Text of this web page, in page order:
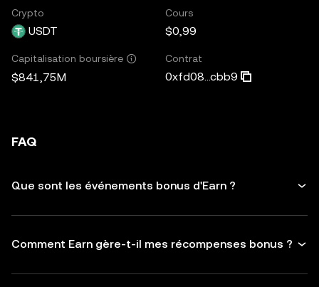
Crypto
USDT
Cours
$0,99
Capitalisation boursière
$841,75M
Contrat
0xfd08...cbb9
FAQ
Que sont les événements bonus d'Earn ?
Comment Earn gère-t-il mes récompenses bonus ?